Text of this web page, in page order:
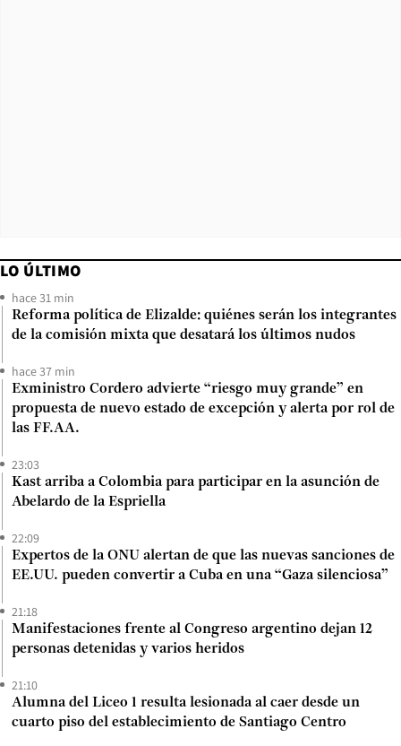
LO ÚLTIMO
hace 31 min
Reforma política de Elizalde: quiénes serán los integrantes
de la comisión mixta que desatará los últimos nudos
hace 37 min
Exministro Cordero advierte “riesgo muy grande” en
propuesta de nuevo estado de excepción y alerta por rol de
las FF.AA.
23:03
Kast arriba a Colombia para participar en la asunción de
Abelardo de la Espriella
22:09
Expertos de la ONU alertan de que las nuevas sanciones de
EE.UU. pueden convertir a Cuba en una “Gaza silenciosa”
21:18
Manifestaciones frente al Congreso argentino dejan 12
personas detenidas y varios heridos
21:10
Alumna del Liceo 1 resulta lesionada al caer desde un
cuarto piso del establecimiento de Santiago Centro